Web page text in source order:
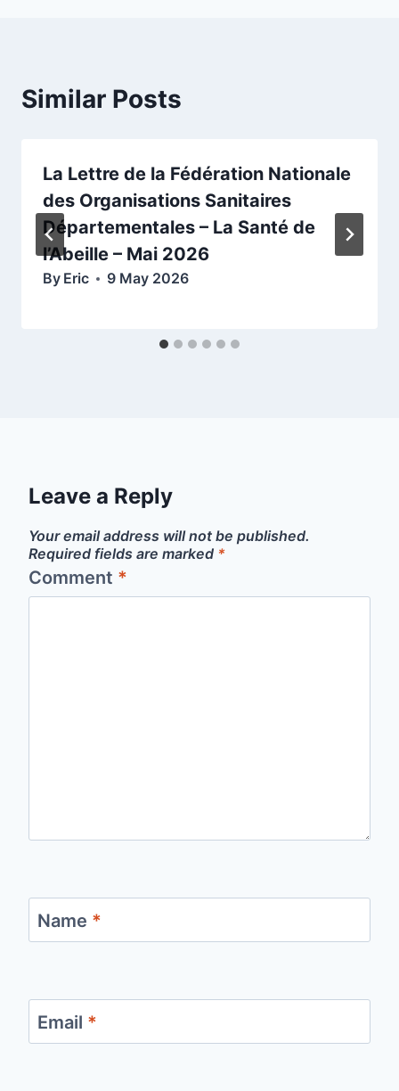
Similar Posts
La Lettre de la Fédération Nationale
des Organisations Sanitaires
Départementales – La Santé de
l’Abeille – Mai 2026
By Eric 9 May 2026
Leave a Reply
Your email address will not be published.
Required fields are marked *
Comment *
Name *
Email *